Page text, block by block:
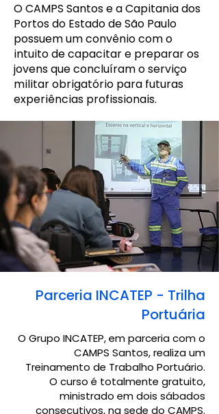
O CAMPS Santos e a Capitania dos
Portos do Estado de São Paulo
possuem um convênio com o
intuito de capacitar e preparar os
jovens que concluíram o serviço
militar obrigatório para futuras
experiências profissionais.
Parceria INCATEP - Trilha
Portuária
O Grupo INCATEP, em parceria com o
CAMPS Santos, realiza um
Treinamento de Trabalho Portuário.
O curso é totalmente gratuito,
ministrado em dois sábados
consecutivos, na sede do CAMPS.